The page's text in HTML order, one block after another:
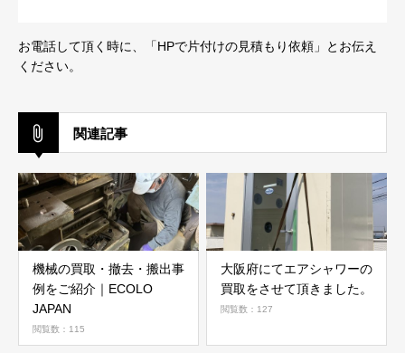
お電話して頂く時に、「HPで片付けの見積もり依頼」とお伝え
ください。
関連記事
機械の買取・撤去・搬出事
例をご紹介｜ECOLO
JAPAN
閲覧数：115
大阪府にてエアシャワーの
買取をさせて頂きました。
閲覧数：127